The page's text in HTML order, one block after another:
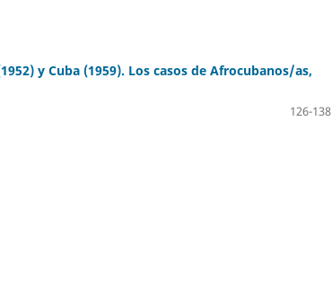
y Cuba (1959). Los casos de Afrocubanos/as,
126-138